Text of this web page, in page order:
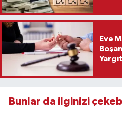
Eve
Bunlar da ilginizi